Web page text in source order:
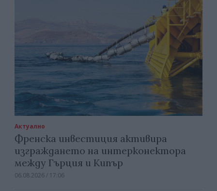
Актуално
Френска инвестиция активира
изграждането на интерконектора
между Гърция и Кипър
06.08.2026 / 17:06